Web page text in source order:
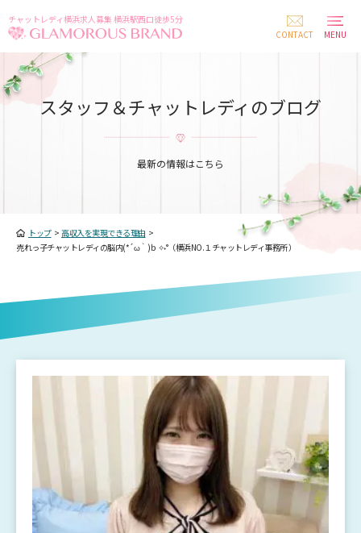
チャットレディ横浜求人募集 横浜駅西口徒歩5分
CONTACT
MENU
スタッフ＆チャットレディのブログ
最新の情報はこちら
トップ> 高収入を実現できる理由 >
売れっ子チャットレディの脳内(*´ω｀)ｂ✧˖°（横浜NO.１チャットレディ事務所 ）